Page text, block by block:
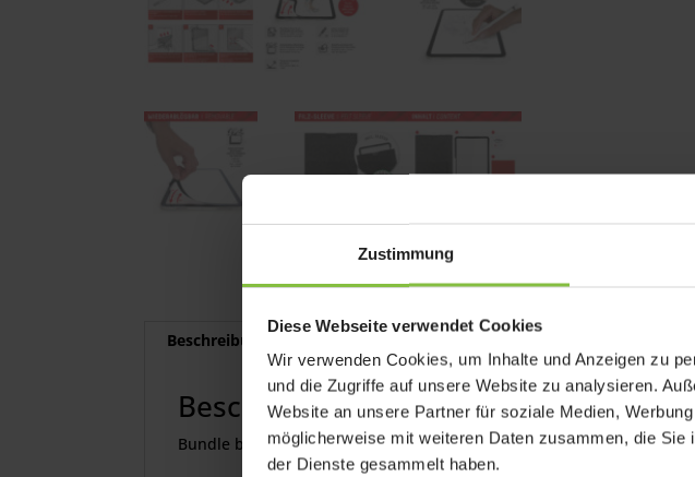
Zustimmung
Diese Webseite verwendet Cookies
Wir verwenden Cookies, um Inhalte und Anzeigen zu
und die Zugriffe auf unsere Website zu analysieren.
Website an unsere Partner für soziale Medien,
möglicherweise mit weiteren Daten zusammen, die
der Dienste gesammelt haben.
Beschreibung
Beschreibung
Bundle bestehend aus Displex Tablet Glass und Displex PaperSense.